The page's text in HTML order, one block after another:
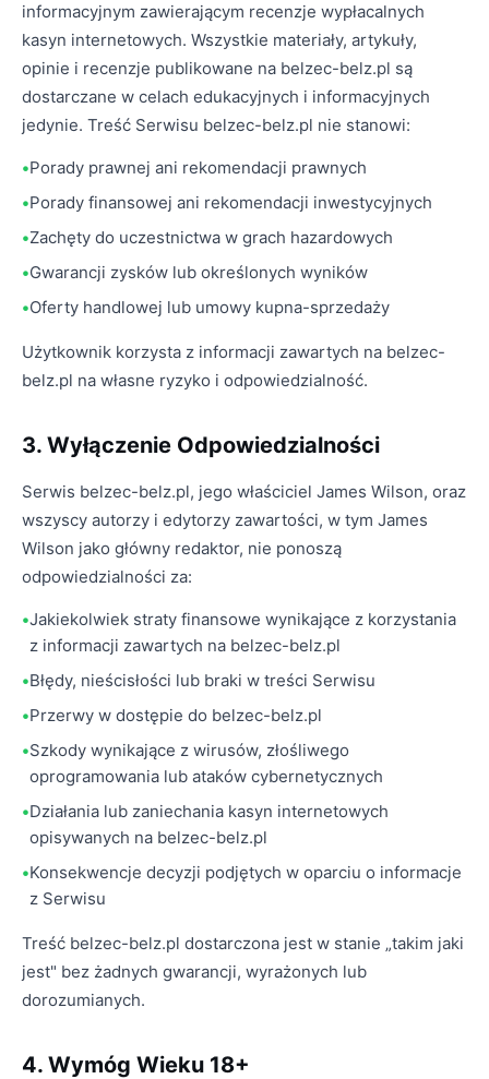
informacyjnym zawierającym recenzje wypłacalnych
kasyn internetowych. Wszystkie materiały, artykuły,
opinie i recenzje publikowane na belzec-belz.pl są
dostarczane w celach edukacyjnych i informacyjnych
jedynie. Treść Serwisu belzec-belz.pl nie stanowi:
Porady prawnej ani rekomendacji prawnych
Porady finansowej ani rekomendacji inwestycyjnych
Zachęty do uczestnictwa w grach hazardowych
Gwarancji zysków lub określonych wyników
Oferty handlowej lub umowy kupna-sprzedaży
Użytkownik korzysta z informacji zawartych na belzec-
belz.pl na własne ryzyko i odpowiedzialność.
3. Wyłączenie Odpowiedzialności
Serwis belzec-belz.pl, jego właściciel James Wilson, oraz
wszyscy autorzy i edytorzy zawartości, w tym James
Wilson jako główny redaktor, nie ponoszą
odpowiedzialności za:
Jakiekolwiek straty finansowe wynikające z korzystania
z informacji zawartych na belzec-belz.pl
Błędy, nieścisłości lub braki w treści Serwisu
Przerwy w dostępie do belzec-belz.pl
Szkody wynikające z wirusów, złośliwego
oprogramowania lub ataków cybernetycznych
Działania lub zaniechania kasyn internetowych
opisywanych na belzec-belz.pl
Konsekwencje decyzji podjętych w oparciu o informacje
z Serwisu
Treść belzec-belz.pl dostarczona jest w stanie „takim jaki
jest" bez żadnych gwarancji, wyrażonych lub
dorozumianych.
4. Wymóg Wieku 18+